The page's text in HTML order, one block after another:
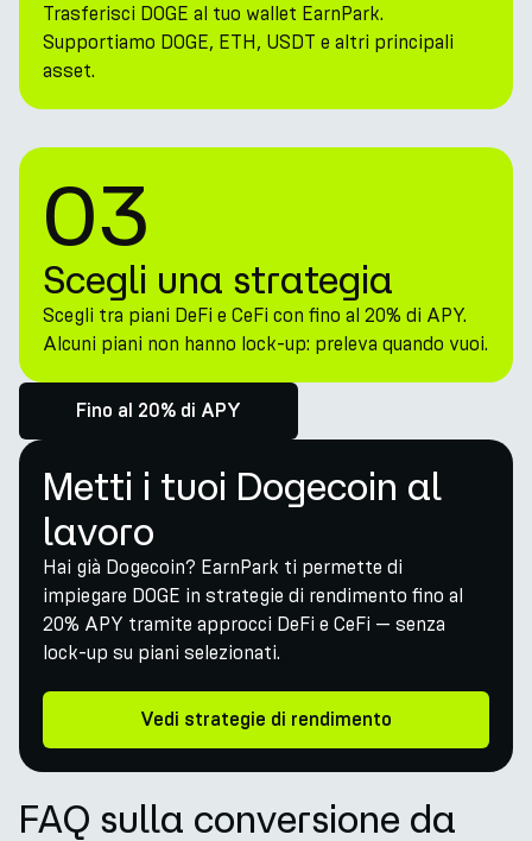
Trasferisci DOGE al tuo wallet EarnPark.
Supportiamo DOGE, ETH, USDT e altri principali
asset.
03
Scegli una strategia
Scegli tra piani DeFi e CeFi con fino al 20% di APY.
Alcuni piani non hanno lock-up: preleva quando vuoi.
Fino al 20% di APY
Metti i tuoi Dogecoin al
lavoro
Hai già Dogecoin? EarnPark ti permette di
impiegare DOGE in strategie di rendimento fino al
20% APY tramite approcci DeFi e CeFi — senza
lock-up su piani selezionati.
Vedi strategie di rendimento
FAQ sulla conversione da